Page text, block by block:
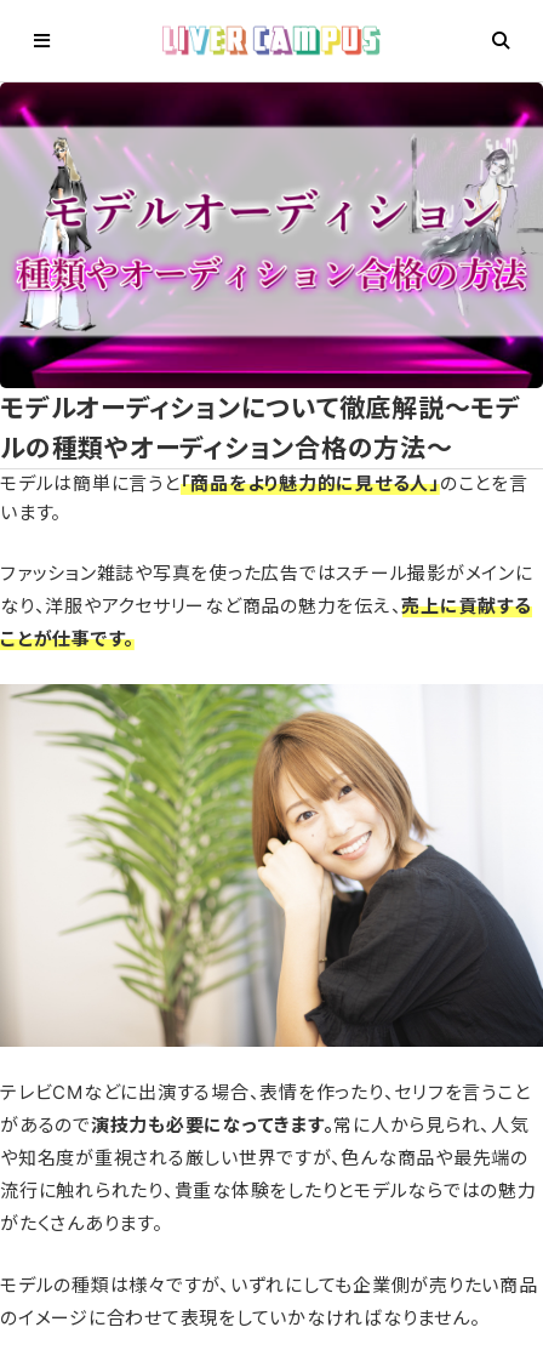
モデルオーディションについて徹底解説〜モデ
ルの種類やオーディション合格の方法〜
モデルは簡単に言うと「商品をより魅力的に見せる人」のことを言
います。
ファッション雑誌や写真を使った広告ではスチール撮影がメインに
なり、洋服やアクセサリーなど商品の魅力を伝え、売上に貢献する
ことが仕事です。
テレビCMなどに出演する場合、表情を作ったり、セリフを言うこと
があるので演技力も必要になってきます。常に人から見られ、人気
や知名度が重視される厳しい世界ですが、色んな商品や最先端の
流行に触れられたり、貴重な体験をしたりとモデルならではの魅力
がたくさんあります。
モデルの種類は様々ですが、いずれにしても企業側が売りたい商品
のイメージに合わせて表現をしていかなければなりません。